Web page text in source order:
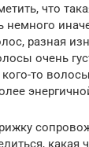
что
разная
очень
то
какая